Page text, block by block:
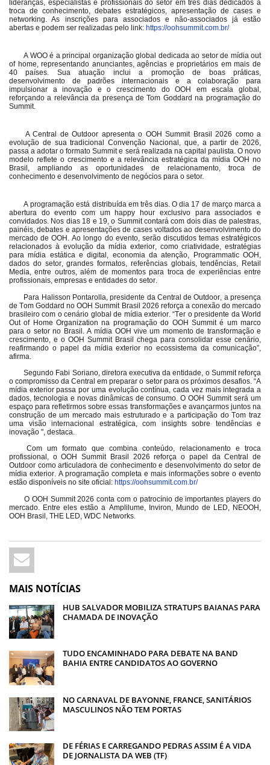
lideranças, especialistas e profissionais do setor em três dias dedicados à
troca de conhecimento, debates estratégicos, apresentação de cases e
networking. As inscrições para associados e não-associados já estão
abertas e podem ser realizadas pelo link: https://oohsummit.com.br/
A WOO é a principal organização global dedicada ao setor de mídia out
of home, representando anunciantes, agências e proprietários em mais de
40 países. Sua atuação inclui a promoção de boas práticas,
desenvolvimento de padrões internacionais e a colaboração para
impulsionar a inovação e o crescimento do OOH em escala global,
reforçando a relevância da presença de Tom Goddard na programação do
Summit.
A Central de Outdoor apresenta o OOH Summit Brasil 2026 como a
evolução de sua tradicional Convenção Nacional, que, a partir de 2026,
passa a adotar o formato Summit e será realizada na capital paulista. O novo
modelo reflete o crescimento e a relevância estratégica da mídia OOH no
Brasil, ampliando as oportunidades de relacionamento, troca de
conhecimento e desenvolvimento de negócios para o setor.
A programação está distribuída em três dias. O dia 17 de março marca a
abertura do evento com um happy hour exclusivo para associados e
convidados. Nos dias 18 e 19, o Summit contará com dois dias de palestras,
painéis, debates e apresentações de cases voltados ao desenvolvimento do
mercado de OOH. Ao longo do evento, serão discutidos temas estratégicos
relacionados à evolução da mídia exterior, como criatividade, estratégias
para mídia estática e digital, economia da atenção, Programmatic OOH,
dados do setor, grandes formatos, referências globais, tendências, Retail
Media, entre outros, além de momentos para troca de experiências entre
profissionais, empresas e entidades do setor.
Para Halisson Pontarolla, presidente da Central de Outdoor, a presença
de Tom Goddard no OOH Summit Brasil 2026 reforça a conexão do mercado
brasileiro com o cenário global de mídia exterior. “Ter o presidente da World
Out of Home Organization na programação do OOH Summit é um marco
para o setor no Brasil. A mídia OOH vive um momento de transformação e
crescimento, e o OOH Summit Brasil chega para consolidar esse cenário,
reafirmando o papel da mídia exterior no ecossistema da comunicação”,
afirma.
Segundo Fabi Soriano, diretora executiva da entidade, o Summit reforça
o compromisso da Central em preparar o setor para os próximos desafios. “A
mídia exterior passa por uma evolução contínua, cada vez mais integrada a
dados, tecnologia e novas dinâmicas de consumo. O OOH Summit será um
espaço para refletirmos sobre essas transformações e avançarmos juntos na
construção de um mercado mais estruturado e a participação do Tom traz
uma visão internacional estratégica, com insights sobre tendências e
inovação ", destaca.
Com um formato que combina conteúdo, relacionamento e troca
profissional, o OOH Summit Brasil 2026 reforça o papel da Central de
Outdoor como articuladora de conhecimento e desenvolvimento do setor de
mídia exterior. A programação completa e mais informações sobre o evento
estão disponíveis no site oficial: https://oohsummit.com.br/
O OOH Summit 2026 conta com o patrocínio de importantes players do
mercado. Entre eles estão a Amplilume, Inviron, Mundo de LED, NEOOH,
OOH Brasil, THE LED, WDC Networks.
MAIS NOTÍCIAS
HUB SALVADOR MOBILIZA STRATUPS BAIANAS PARA
CHAMADA DE INOVAÇÃO
TUDO ENCAMINHADO PARA DEBATE NA BAND
BAHIA ENTRE CANDIDATOS AO GOVERNO
NO CARNAVAL DE BAYONNE, FRANCE, SANITÁRIOS
MASCULINOS NÃO TEM PORTAS
DE FÉRIAS E CARREGANDO PEDRAS ASSIM É A VIDA
DE JORNALISTA DA WEB (TF)